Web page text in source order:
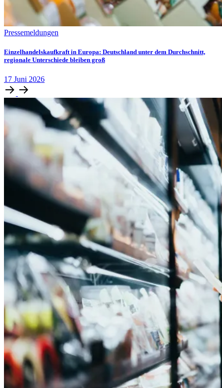
Pressemeldungen
Einzelhandelskaufkraft in Europa: Deutschland unter dem Durchschnitt,
regionale Unterschiede bleiben groß
17 Juni 2026